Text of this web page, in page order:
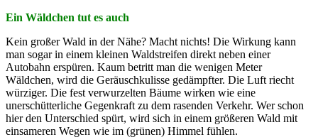
Ein Wäldchen tut es auch
Kein großer Wald in der Nähe? Macht nichts! Die Wirkung kann
man sogar in einem kleinen Waldstreifen direkt neben einer
Autobahn erspüren. Kaum betritt man die wenigen Meter
Wäldchen, wird die Geräuschkulisse gedämpfter. Die Luft riecht
würziger. Die fest verwurzelten Bäume wirken wie eine
unerschütterliche Gegenkraft zu dem rasenden Verkehr. Wer schon
hier den Unterschied spürt, wird sich in einem größeren Wald mit
einsameren Wegen wie im (grünen) Himmel fühlen.